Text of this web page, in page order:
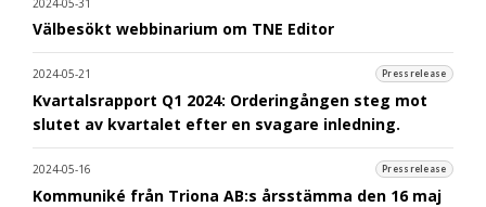
2024-05-31
Välbesökt webbinarium om TNE Editor
2024-05-21 Pressrelease
Kvartalsrapport Q1 2024: Orderingången steg mot
slutet av kvartalet efter en svagare inledning.
2024-05-16 Pressrelease
Kommuniké från Triona AB:s årsstämma den 16 maj